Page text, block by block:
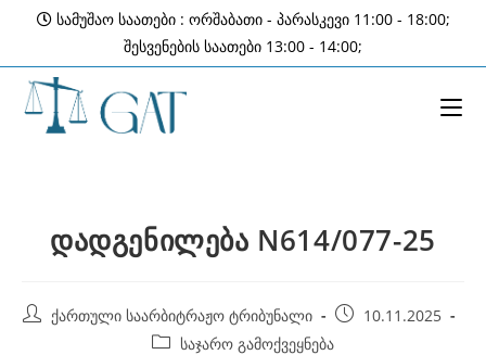
content
სამუშაო საათები : ორშაბათი - პარასკევი 11:00 - 18:00;
შესვენების საათები 13:00 - 14:00;
დადგენილება N614/077-25
Post ქართული საარბიტრაჟო ტრიბუნალი
Post 10.11.2025
Post საჯარო გამოქვეყნება